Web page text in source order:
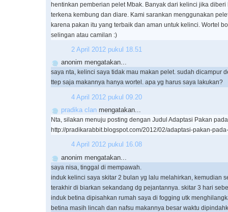
hentinkan pemberian pelet Mbak. Banyak dari kelinci jika
terkena kembung dan diare. Kami sarankan menggunakan
karena pakan itu yang terbaik dan aman untuk kelinci. Wortel
selingan atau camilan :)
2 April 2012 pukul 18.51
anonim mengatakan...
saya nta, kelinci saya tidak mau makan pelet. sudah dicampur
ttep saja makannya hanya wortel. apa yg harus saya lakukan?
4 April 2012 pukul 09.20
pradika clan mengatakan...
Nta, silakan menuju posting dengan Judul Adaptasi Pakan
http://pradikarabbit.blogspot.com/2012/02/adaptasi-pakan-
4 April 2012 pukul 16.08
anonim mengatakan...
saya nisa, tinggal di mempawah.
induk kelinci saya skitar 2 bulan yg lalu melahirkan, kemudian
terakhir di biarkan sekandang dg pejantannya. skitar 3 hari
induk betina dipisahkan rumah saya di fogging utk
betina masih lincah dan nafsu makannya besar waktu